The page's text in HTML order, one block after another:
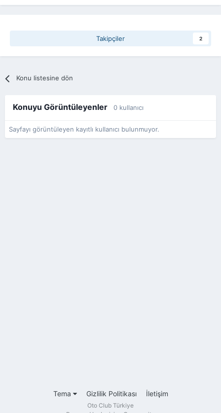
Takipçiler 2
Konu listesine dön
Konuyu Görüntüleyenler 0 kullanıcı
Sayfayı görüntüleyen kayıtlı kullanıcı bulunmuyor.
Tema Gizlilik Politikası İletişim
Oto Club Türkiye